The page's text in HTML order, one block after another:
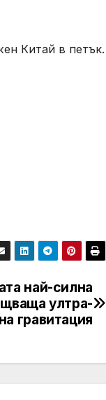
Китай в петък.
най-силна
ултра-
гравитация